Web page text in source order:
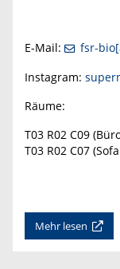
E-Mail:
fsr-
Instagram:
Räume:
T03 R02 C09
T03 R02 C07
Mehr lesen